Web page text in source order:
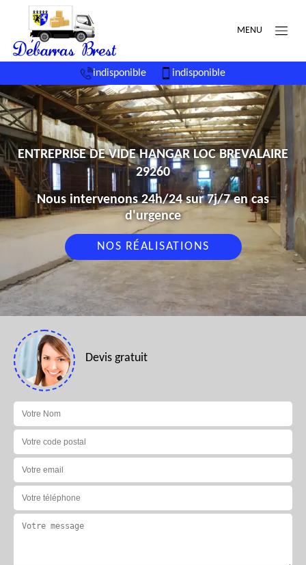
MENU
indisponible indisponible
ENTREPRISE DE VIDE HANGAR LOC BREVALAIRE
29260
Nous intervenons 24h/24 sur 7j/7 en cas
d'urgence
NOS RÉALISATIONS
Devis gratuit